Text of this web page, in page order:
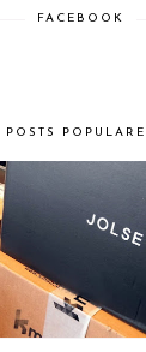
FACEBOOK
POSTS